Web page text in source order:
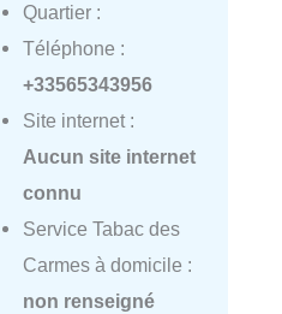
Quartier :
Téléphone :
+33565343956
Site internet :
Aucun site internet
connu
Service Tabac des
Carmes à domicile :
non renseigné